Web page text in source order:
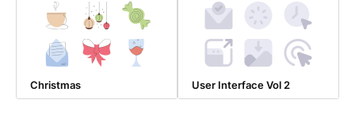
Christmas User Interface Vol 2